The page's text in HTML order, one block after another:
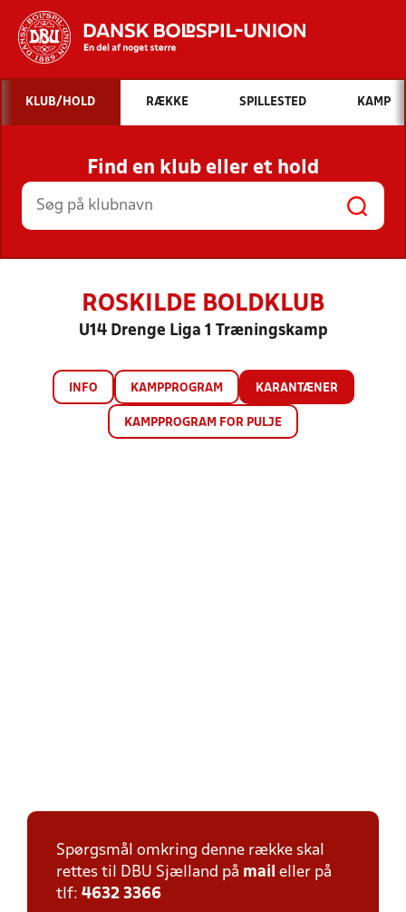
Hvad vil du søge efter?
INDHOLD OG NYHEDER
STILLINGER, RESULTATER, KLUBBER OG
HOLD
KLUB/HOLD RÆKKE SPILLESTED KAMP
Find en klub eller et hold
ROSKILDE BOLDKLUB
U14 Drenge Liga 1 Træningskamp
INFO KAMPPROGRAM KARANTÆNER
KAMPPROGRAM FOR PULJE
Spørgsmål omkring denne række skal
rettes til DBU Sjælland på mail eller på
tlf: 4632 3366